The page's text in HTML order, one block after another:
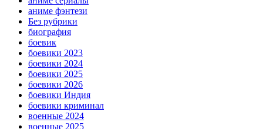
аниме фэнтези
Без рубрики
биография
боевик
боевики 2023
боевики 2024
боевики 2025
боевики 2026
боевики Индия
боевики криминал
военные 2024
военные 2025